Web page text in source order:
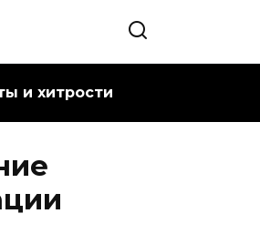
и хитрости